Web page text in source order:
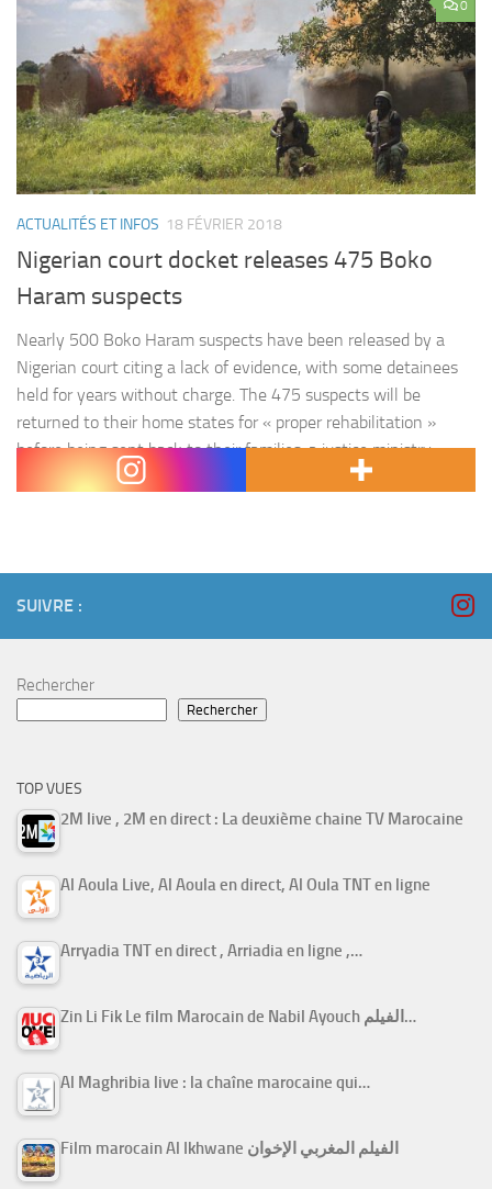
0
ACTUALITÉS ET INFOS 18 FÉVRIER 2018
Nigerian court docket releases 475 Boko
Haram suspects
Nearly 500 Boko Haram suspects have been released by a
Nigerian court citing a lack of evidence, with some detainees
held for years without charge. The 475 suspects will be
returned to their home states for « proper rehabilitation »
before being sent back to their families, a justice ministry
statement said on Sunday. Those detained were…
SUIVRE :
Rechercher
Rechercher
TOP VUES
2M live , 2M en direct : La deuxième chaine TV Marocaine
Al Aoula Live, Al Aoula en direct, Al Oula TNT en ligne
Arryadia TNT en direct , Arriadia en ligne ,…
Zin Li Fik Le film Marocain de Nabil Ayouch الفيلم…
Al Maghribia live : la chaîne marocaine qui…
Film marocain Al Ikhwane الفيلم المغربي الإخوان